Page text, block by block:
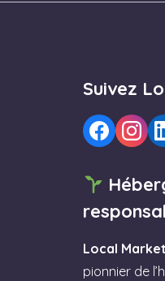
Suivez
Local Market
pionnier de